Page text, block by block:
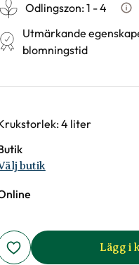
Odlingszon:1 - 4
Utmärkande
blomningstid
4 liter
butik
Lägg i